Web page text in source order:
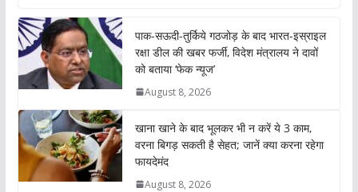
t
s
A
p
e
b
o
o
t
t
e
r
e
d
n
L
i
k
e
पाक-सऊदी-तुर्किये गठजोड़ के बाद भारत-इस्राइल
रक्षा डील की खबर फर्जी, विदेश मंत्रालय ने दावों
को बताया ‘फेक न्यूज’
August 8, 2026
खाना खाने के बाद भूलकर भी न करें ये 3 काम,
वरना बिगड़ सकती है सेहत; जानें क्या करना रहेगा
फायदेमंद
August 8, 2026